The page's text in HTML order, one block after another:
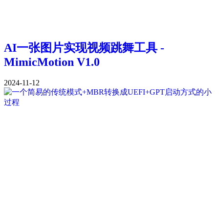
AI一张图片实现视频跳舞工具 -
MimicMotion V1.0
2024-11-12